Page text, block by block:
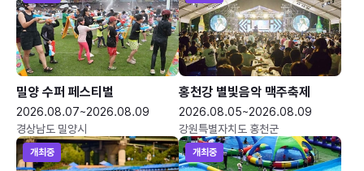
밀양 수퍼 페스티벌
2026.08.07~2026.08.09
경상남도 밀양시
홍천강 별빛음악 맥주축제
2026.08.05~2026.08.09
강원특별자치도 홍천군
개최중 개최중